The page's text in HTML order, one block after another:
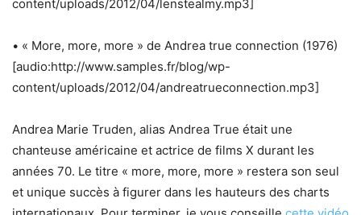
content/uploads/2012/04/lenstealmy.mp3]
• « More, more, more » de Andrea true connection (1976)
[audio:http://www.samples.fr/blog/wp-
content/uploads/2012/04/andreatrueconnection.mp3]
Andrea Marie Truden, alias Andrea True était une
chanteuse américaine et actrice de films X durant les
années 70. Le titre « more, more, more » restera son seul
et unique succès à figurer dans les hauteurs des charts